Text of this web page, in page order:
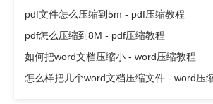
pdf文件怎么压缩到5m - pdf压缩教程
pdf怎么压缩到8M - pdf压缩教程
如何把word文档压缩小 - word压缩教程
怎么样把几个word文档压缩文件 - word压